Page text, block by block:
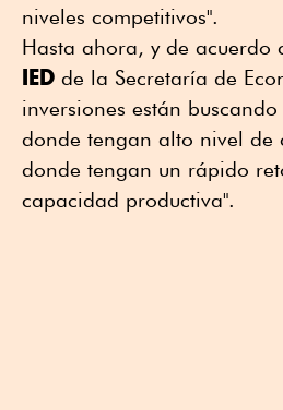
niveles competitivos".
Hasta ahora, y de acuerdo
IED de la Secretaría de
inversiones están
donde tengan alto nivel de
donde tengan un rápido
capacidad productiva".